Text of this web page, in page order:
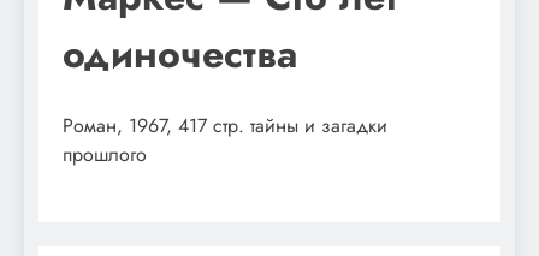
одиночества
Роман, 1967, 417 стр. тайны и загадки
прошлого